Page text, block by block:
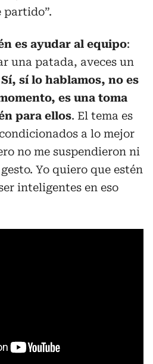
partido”.
es ayudar al equipo:
una patada, aveces un
Sí, sí lo hablamos, no es
es una toma
para ellos. El tema es
a lo mejor
no me suspendieron ni
Yo quiero que estén
inteligentes en eso